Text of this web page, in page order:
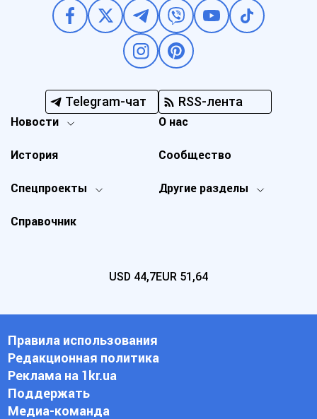
Telegram-чат RSS-лента
Новости
Спецпроекты Другие разделы
История
О нас
Справочник
Сообщество
USD 44,7EUR 51,64
Правила использования
Редакционная политика
Реклама на 1kr.ua
Поддержать
Медиа-команда